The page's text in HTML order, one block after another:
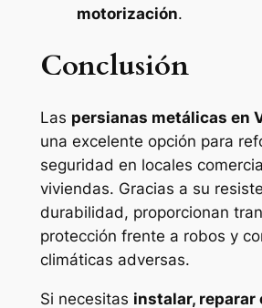
motorización.
Conclusión
Las persianas metálicas en
una excelente opción para
seguridad en locales
viviendas. Gracias a su
durabilidad, proporcionan
protección frente a robos y
climáticas adversas.
Si necesitas instalar, reparar